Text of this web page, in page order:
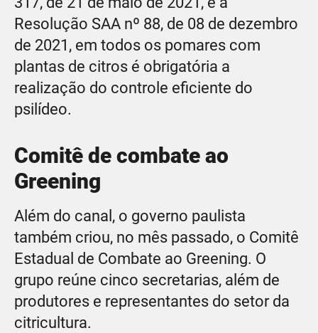
Resolução SAA nº 88, de 08 de dezembro
de 2021, em todos os pomares com
plantas de citros é obrigatória a
realização do controle eficiente do
psilídeo.
Comitê de combate ao
Greening
Além do canal, o governo paulista
também criou, no mês passado, o Comitê
Estadual de Combate ao Greening. O
grupo reúne cinco secretarias, além de
produtores e representantes do setor da
citricultura.